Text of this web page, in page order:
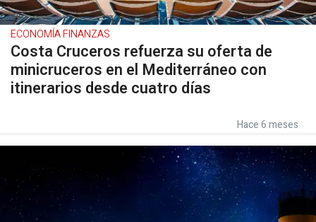
ECONOMÍA FINANZAS
Costa Cruceros refuerza su oferta de
minicruceros en el Mediterráneo con
itinerarios desde cuatro días
Hace 6 meses